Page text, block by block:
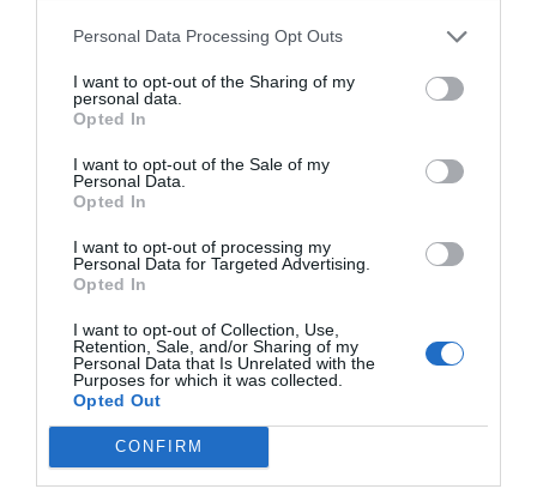
Personal Data Processing Opt Outs
I want to opt-out of the Sharing of my
personal data.
Opted In
I want to opt-out of the Sale of my
Personal Data.
Opted In
I want to opt-out of processing my
Personal Data for Targeted Advertising.
Opted In
I want to opt-out of Collection, Use,
Retention, Sale, and/or Sharing of my
Personal Data that Is Unrelated with the
Purposes for which it was collected.
Opted Out
CONFIRM